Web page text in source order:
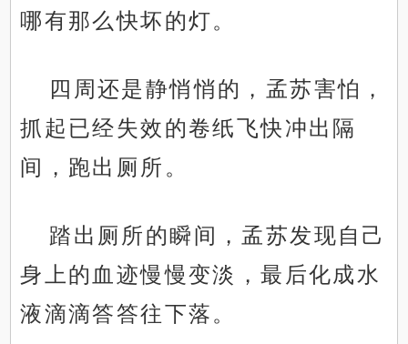
哪有那么快坏的灯。
四周还是静悄悄的，孟苏害怕，
抓起已经失效的卷纸飞快冲出隔
间，跑出厕所。
踏出厕所的瞬间，孟苏发现自己
身上的血迹慢慢变淡，最后化成水
液滴滴答答往下落。